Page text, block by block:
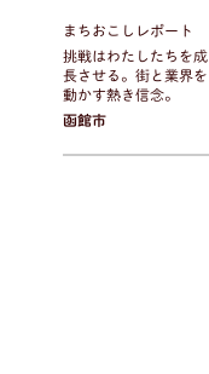
まちおこしレポート
挑戦はわたしたちを成
長させる。街と業界を
動かす熱き信念。
函館市